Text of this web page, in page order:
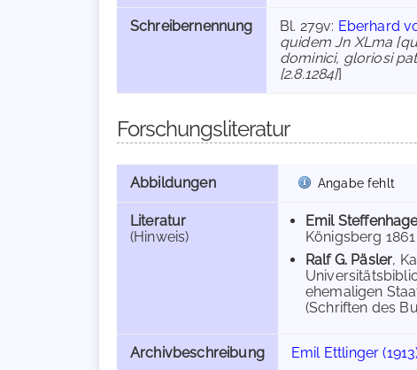
Schreibernennung Bl. 279v: Eberhard
quidem Jn XLma
dominici, gloriosi
[2.8.1284]]
Forschungsliteratur
Abbildungen Angabe fehlt
Literatur
(Hinweis)
Emil
Königsberg
Ralf G. Päsler,
ehemaligen
(Schriften des
Archivbeschreibung Emil Ettlinger